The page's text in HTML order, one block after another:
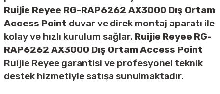
Ruijie Reyee RG-RAP6262 AX3000 Dış Ortam
Access Point duvar ve direk montaj aparatı ile
kolay ve hızlı kurulum sağlar. Ruijie Reyee RG-
RAP6262 AX3000 Dış Ortam Access Point
Ruijie Reyee garantisi ve profesyonel teknik
destek hizmetiyle satışa sunulmaktadır.